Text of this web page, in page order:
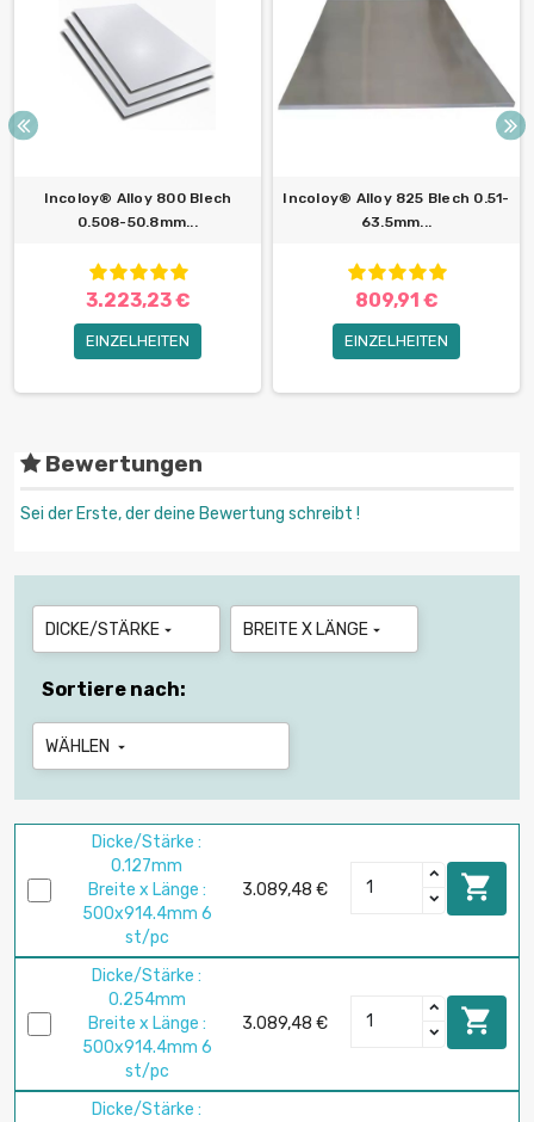
Incoloy® Alloy 800 Blech
0.508-50.8mm...
3.223,23 €
EINZELHEITEN
Incoloy® Alloy 825 Blech 0.51-
63.5mm...
809,91 €
EINZELHEITEN
Bewertungen
Sei der Erste, der deine Bewertung schreibt !
DICKE/STÄRKE  BREITE X LÄNGE 
Sortiere nach:
WÄHLEN 
Dicke/Stärke :
0.127mm
Breite x Länge :
500x914.4mm 6
st/pc
3.089,48 € 
Dicke/Stärke :
0.254mm
Breite x Länge :
500x914.4mm 6
st/pc
3.089,48 € 
Dicke/Stärke :